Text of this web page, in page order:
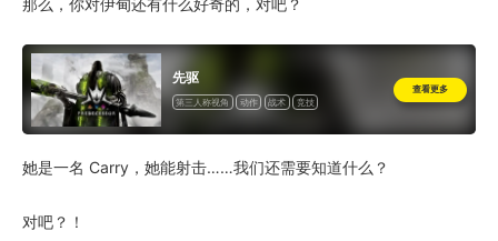
那么，你对伊甸还有什么好奇的，对吧？
先驱
第三人称视角 动作 战术 竞技
查看更多
她是一名 Carry，她能射击……我们还需要知道什么？
对吧？！